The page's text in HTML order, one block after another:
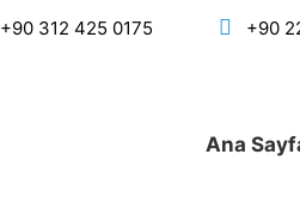
+90 312 425 0175 +90
Ana